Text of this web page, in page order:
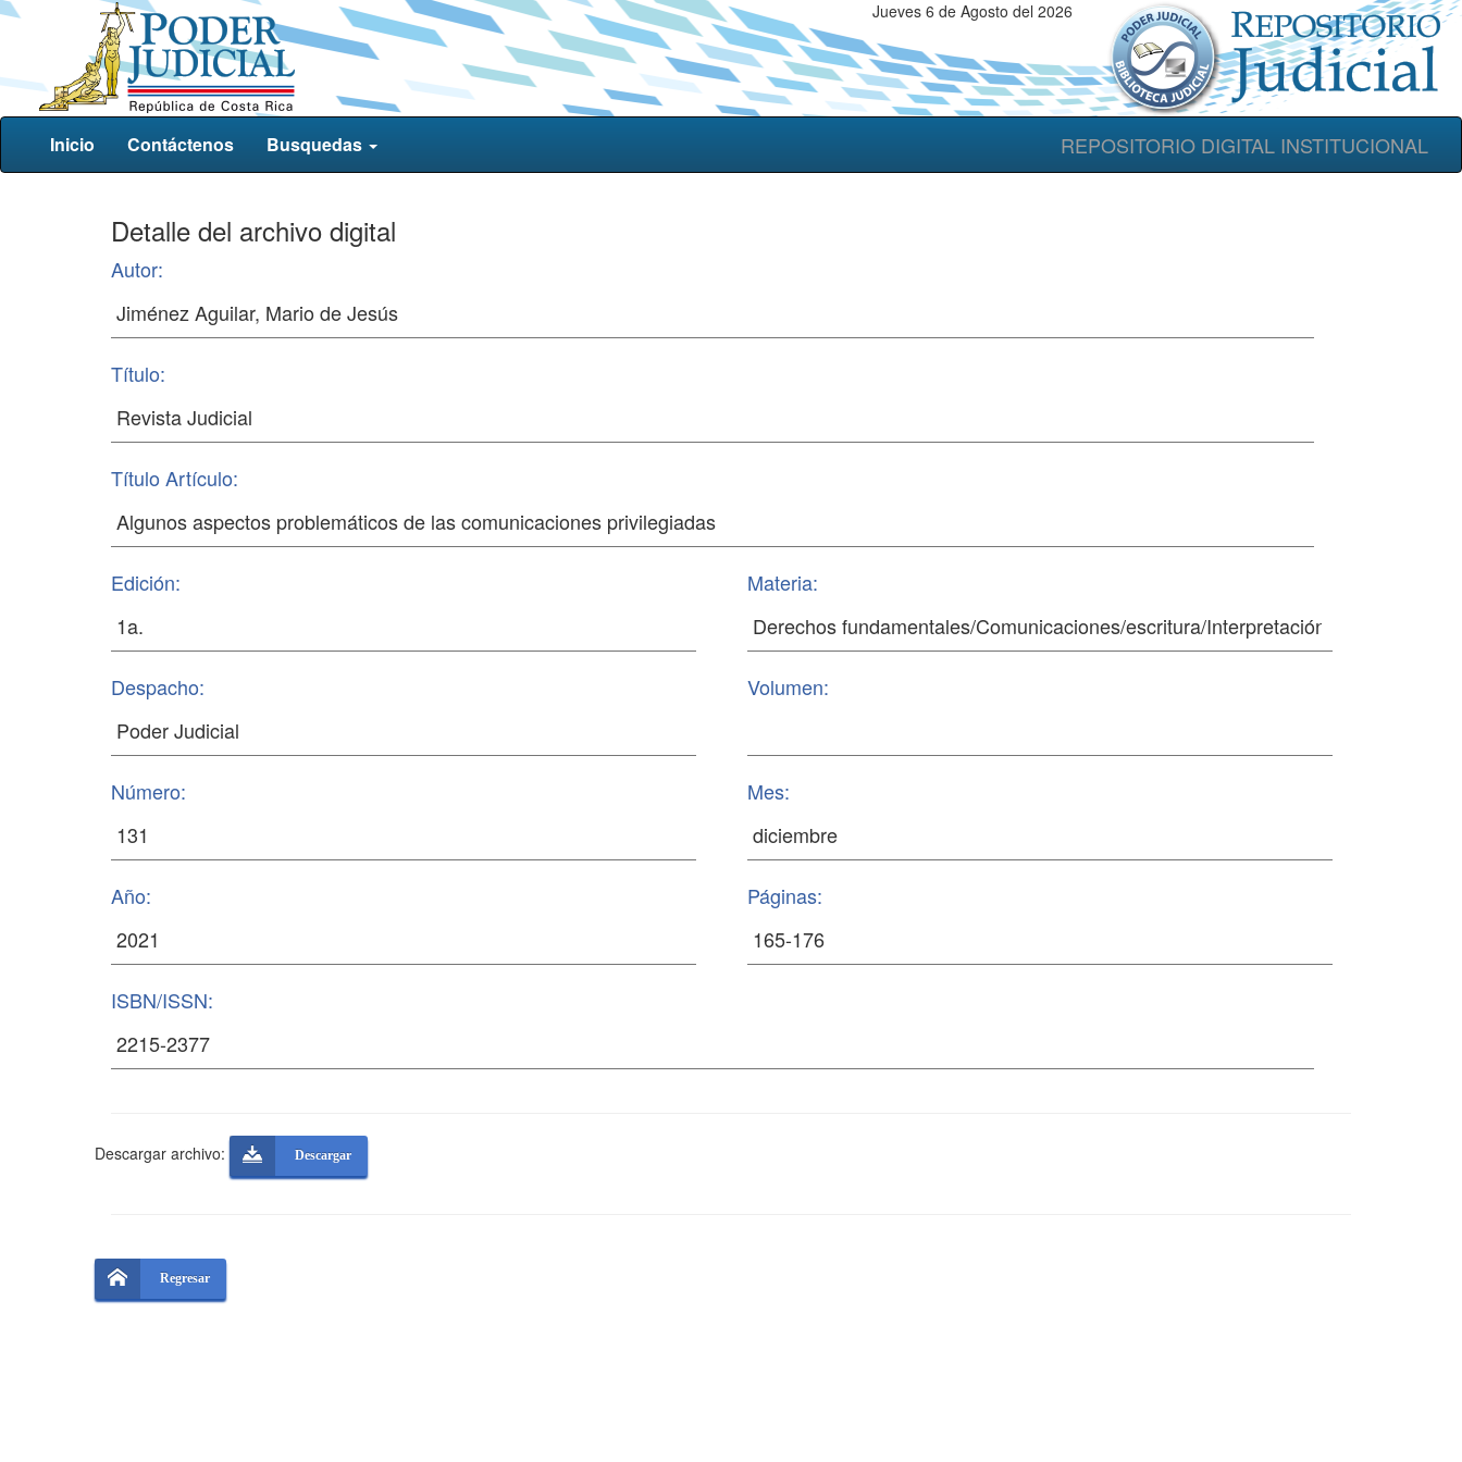
Jueves 6 de Agosto del 2026
REPOSITORIO DIGITAL INSTITUCIONAL
Inicio Contáctenos Busquedas
Detalle del archivo digital
Autor:
Título:
Título Artículo:
Edición: Materia:
Despacho: Volumen:
Número: Mes:
Año: Páginas:
ISBN/ISSN:
Descargar archivo: Descargar
Regresar